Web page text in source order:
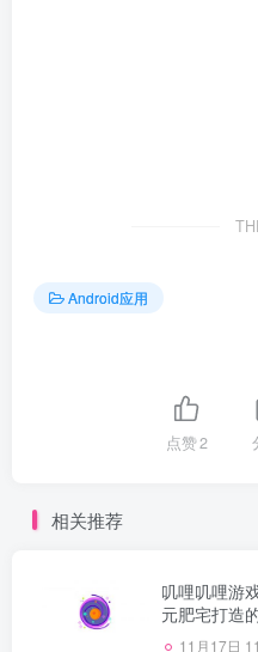
Android应用
点赞2
相关推荐
叽哩叽哩游
元肥宅打造
11月17日